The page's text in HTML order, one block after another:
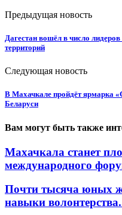
Предыдущая новость
Дагестан вошёл в число
территорий
Следующая новость
В Махачкале пройдёт ярмарка
Беларуси
Вам могут быть также
Махачкала станет
международного
Почти тысяча юных
навыки